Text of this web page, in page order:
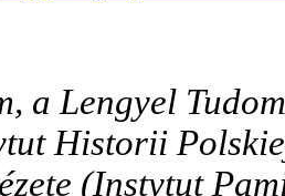
a Lengyel
Historii
(Instytut